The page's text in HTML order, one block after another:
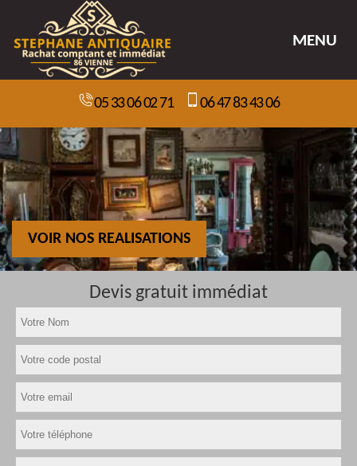
MENU
05 33 06 02 71 06 47 83 43 06
VOIR NOS REALISATIONS
Devis gratuit immédiat